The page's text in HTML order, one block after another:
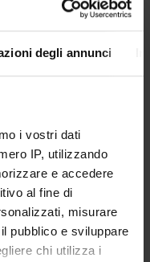
degli annunci
i vostri dati
IP, utilizzando
e accedere
al fine di
misurare
pubblico e sviluppare
chi utilizza i
Requirements